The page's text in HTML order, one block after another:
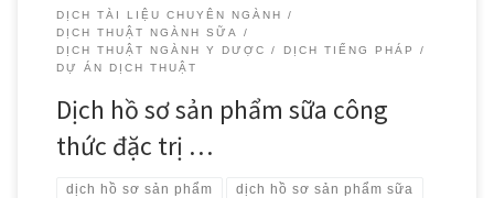
DỊCH TÀI LIỆU CHUYÊN NGÀNH
DỊCH THUẬT NGÀNH SỮA
DỊCH THUẬT NGÀNH Y DƯỢC
DỊCH TIẾNG PHÁP
DỰ ÁN DỊCH THUẬT
Dịch hồ sơ sản phẩm sữa công
thức đặc trị …
dịch hồ sơ sản phẩm dịch hồ sơ sản phẩm sữa